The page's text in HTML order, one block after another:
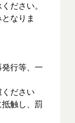
ださい。
なりま
行等、一
ください
触し、罰